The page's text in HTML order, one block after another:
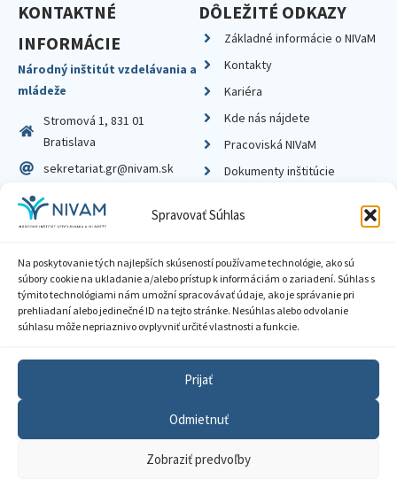
Spravovať Súhlas
Na poskytovanie tých najlepších skúseností používame technológie, ako sú
súbory cookie na ukladanie a/alebo prístup k informáciám o zariadení. Súhlas s
týmito technológiami nám umožní spracovávať údaje, ako je správanie pri
prehliadaní alebo jedinečné ID na tejto stránke. Nesúhlas alebo odvolanie
súhlasu môže nepriaznivo ovplyvniť určité vlastnosti a funkcie.
Prijať
Odmietnuť
Zobraziť predvoľby
KONTAKTNÉ
INFORMÁCIE
Národný inštitút vzdelávania a
mládeže
Stromová 1, 831 01
Bratislava
sekretariat.gr@nivam.sk
IČO: 00164348
DIČ: 2020798714
DÔLEŽITÉ ODKAZY
Základné informácie o NIVaM
Kontakty
Kariéra
Kde nás nájdete
Pracoviská NIVaM
Dokumenty inštitúcie
Zásady ochrany súkromia
Sprístupnenie informácií
Nastavenia cookies
GDPR